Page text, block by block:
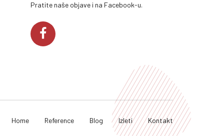
Pratite naše objave i na Facebook-u.
Home Reference Blog Izleti Kontakt